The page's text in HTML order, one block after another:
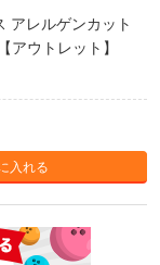
アレルゲンカット
ウトレット】
入れる